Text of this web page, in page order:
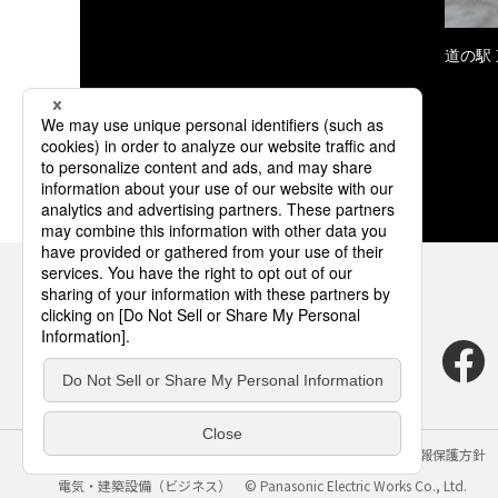
道の駅
サイトのご利用にあたって クッキーポリシー
個人情報保護方針
電気・建築設備（ビジネス）
© Panasonic Electric Works Co., Ltd.